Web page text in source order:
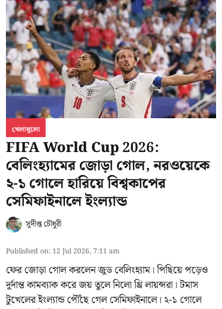
খেলাধুলো
FIFA World Cup 2026:
বেলিংহ্যামের জোড়া গোল, নরওয়েকে
২-১ গোলে হারিয়ে বিশ্বকাপের
সেমিফাইনালে ইংল্যান্ড
সুদীপ্ত চৌধুরী
Published on: 12 Jul 2026, 7:11 am
ফের জোড়া গোল করলেন জুড বেলিংহ্যাম। পিছিয়ে পড়েও
দুর্দান্ত কামব্যাক করে জয় তুলে নিলো থ্রি লায়ন্সরা। টমাস
টুখেলের ইংল্যান্ড পৌঁছে গেল সেমিফাইনালে। ২-১ গোলে